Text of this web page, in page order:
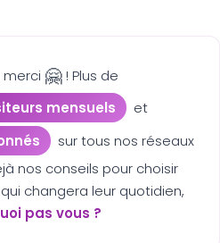
merci 🤗! Plus de
mensuels
et
sur tous nos réseaux
nos conseils pour choisir
qui changera leur quotidien,
pas vous ?